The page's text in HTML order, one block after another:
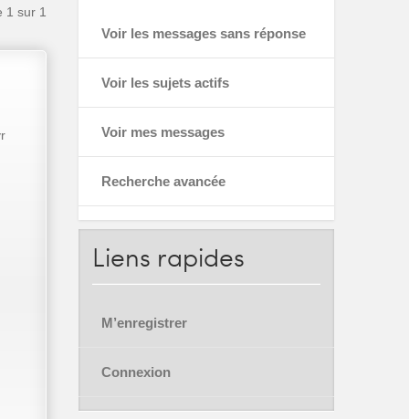
1 sur 1
Voir les messages sans réponse
Voir les sujets actifs
Voir mes messages
Recherche avancée
Liens rapides
M’enregistrer
Connexion